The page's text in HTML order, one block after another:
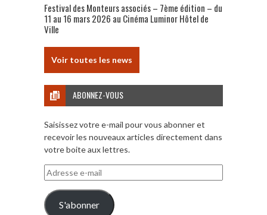
Festival des Monteurs associés – 7ème édition – du
11 au 16 mars 2026 au Cinéma Luminor Hôtel de
Ville
Voir toutes les news
ABONNEZ-VOUS
Saisissez votre e-mail pour vous abonner et
recevoir les nouveaux articles directement dans
votre boite aux lettres.
Adresse
e-
mail
S'abonner